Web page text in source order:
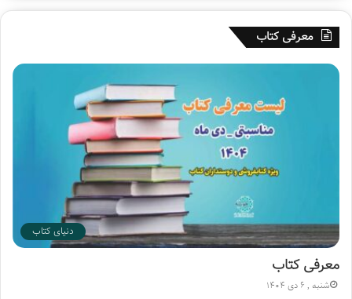
معرفی کتاب
دنیای کتاب
معرفی کتاب
شنبه , 6 دی 1404